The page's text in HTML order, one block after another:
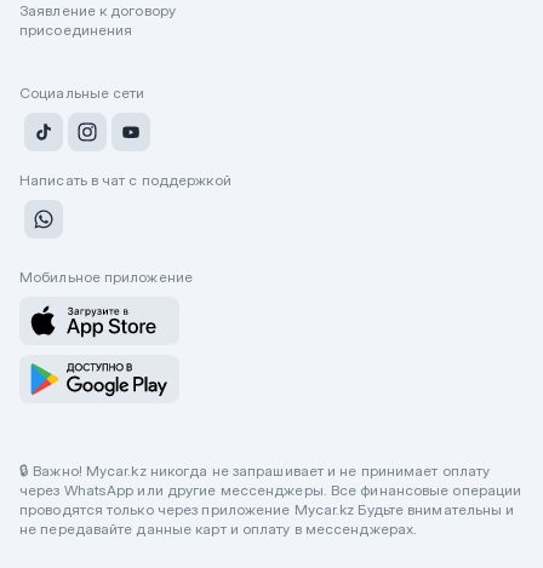
Заявление к договору
присоединения
Социальные сети
Написать в чат с поддержкой
Мобильное приложение
🔒 Важно! Mycar.kz никогда не запрашивает и не принимает оплату
через WhatsApp или другие мессенджеры. Все финансовые операции
проводятся только через приложение Mycar.kz Будьте внимательны и
не передавайте данные карт и оплату в мессенджерах.